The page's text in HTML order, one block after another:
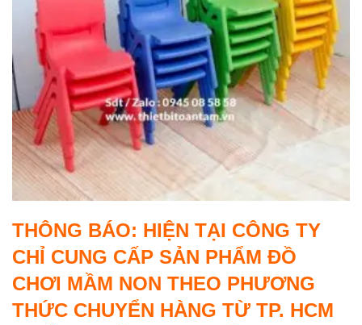
THÔNG BÁO: HIỆN TẠI CÔNG TY
CHỈ CUNG CẤP SẢN PHẨM ĐỒ
CHƠI MẦM NON THEO PHƯƠNG
THỨC CHUYỂN HÀNG TỪ TP. HCM